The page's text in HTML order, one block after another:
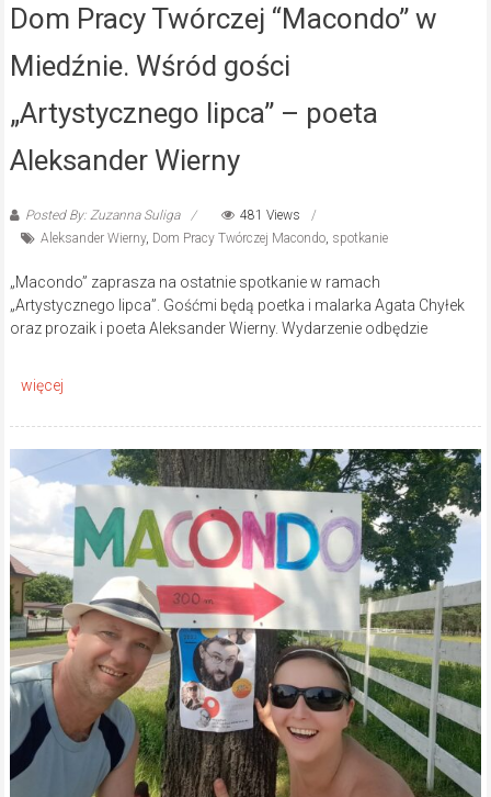
Dom Pracy Twórczej “Macondo” w
Miedźnie. Wśród gości
„Artystycznego lipca” – poeta
Aleksander Wierny
Posted By: Zuzanna Suliga
481 Views
Aleksander Wierny, Dom Pracy Twórczej Macondo, spotkanie
„Macondo” zaprasza na ostatnie spotkanie w ramach
„Artystycznego lipca”. Gośćmi będą poetka i malarka Agata Chyłek
oraz prozaik i poeta Aleksander Wierny. Wydarzenie odbędzie